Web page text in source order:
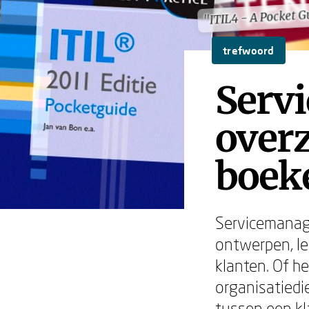
"ITIL4 - A Pocket
"ITIL4 - A Pocket
trefwoord
ontwerpen,
klanten. Of